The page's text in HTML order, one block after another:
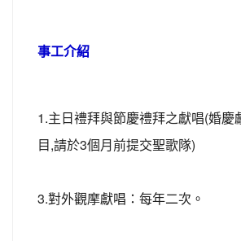
事工介紹
1.主日禮拜與節慶禮拜之獻唱(婚慶
目,請於3個月前提交聖歌隊)
3.對外觀摩獻唱：每年二次。